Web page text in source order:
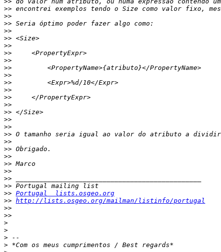
>>
>>
>>
>>
>>
>>
>>
>>
>>
>>
>>
>>
>>
>>
>>
>>
>>
>>
>>
>>
>>
>>
>>
>>
>>
>> Portugal  lists.osgeo.org
>> http://lists.osgeo.org/mailman/listinfo/portugal
>>
>>
>
>
>
>